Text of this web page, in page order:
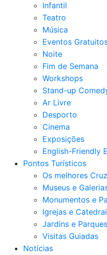
Infantil
Teatro
Música
Eventos
Noite
Fim de Semana
Workshops
Stand-up
Ar Livre
Desporto
Cinema
Exposições
English-Friendly
Pontos Turísticos
Os melhores
Museus e
Monumentos e
Igrejas e
Jardins e Parques
Visitas Guiadas
Notícias